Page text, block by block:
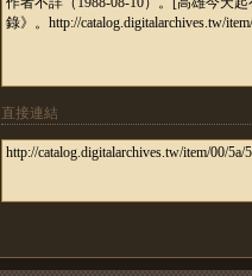
直接連結